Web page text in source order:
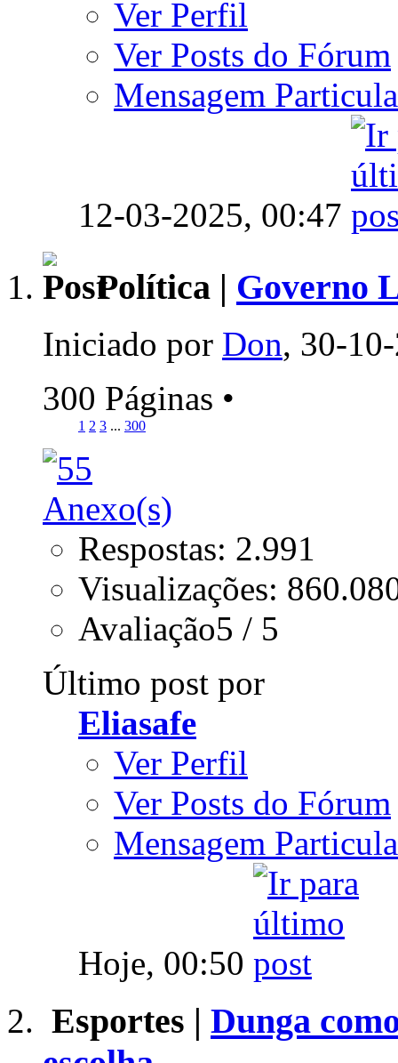
Ver Perfil
Ver Posts do Fórum
Mensagem
12-03-2025, 00:47
Política | Governo
Iniciado por Don, 30-
300 Páginas •
1 2 3 ... 300
Respostas: 2.991
Visualizações:
Avaliação5 / 5
Último post por
Eliasafe
Ver Perfil
Ver Posts do Fórum
Mensagem
Hoje, 00:50
Esportes | Dunga